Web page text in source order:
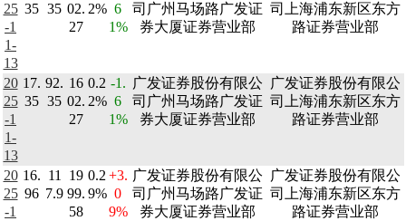
25
-1
1-
13
35 35 02.
27
2% 6
1%
司广州马场路广发证
券大厦证券营业部
司上海浦东新区东方
路证券营业部
20
25
-1
1-
13
17.
35
92.
35
16
02.
27
0.2
2%
-1.
6
1%
广发证券股份有限公
司广州马场路广发证
券大厦证券营业部
广发证券股份有限公
司上海浦东新区东方
路证券营业部
20
25
-1
16.
96
11
7.9
19
99.
58
0.2
9%
+3.
0
9%
广发证券股份有限公
司广州马场路广发证
券大厦证券营业部
广发证券股份有限公
司上海浦东新区东方
路证券营业部